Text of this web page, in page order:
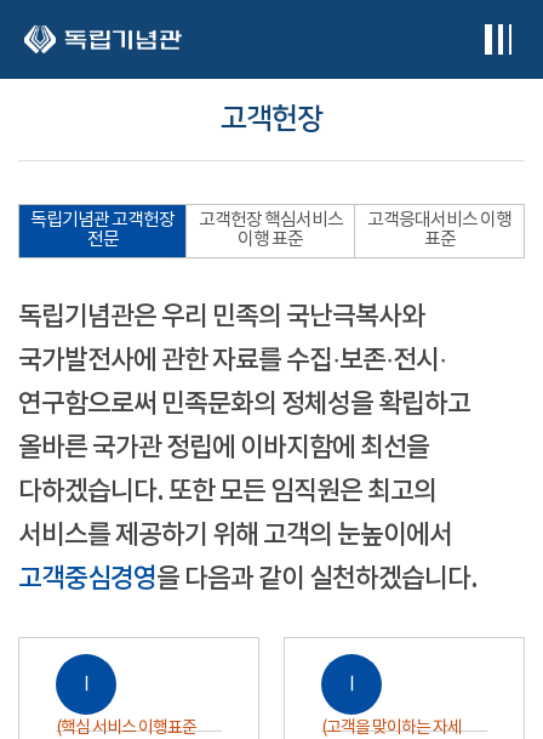
고객헌장
독립기념관 고객헌장
전문
고객헌장 핵심서비스
이행 표준
고객응대서비스 이행
표준
독립기념관은 우리 민족의 국난극복사와
국가발전사에 관한 자료를 수집·보존·전시·
연구함으로써 민족문화의 정체성을 확립하고
올바른 국가관 정립에 이바지함에 최선을
다하겠습니다. 또한 모든 임직원은 최고의
서비스를 제공하기 위해 고객의 눈높이에서
고객중심경영을 다음과 같이 실천하겠습니다.
Ⅰ
(핵심 서비스 이행표준
Ⅰ
(고객을 맞이하는 자세